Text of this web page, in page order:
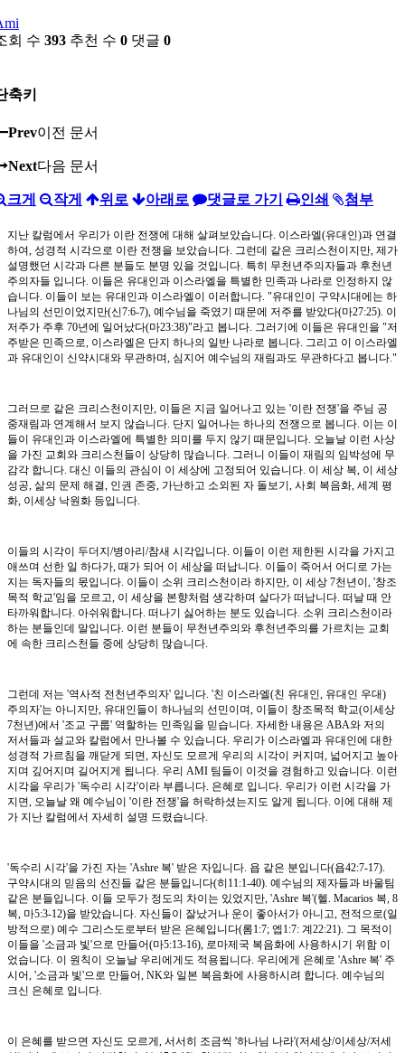
회 수 393 추천 수 0 댓글 0
축키
Prev이전 문서
Next다음 문서
크게 작게 위로 아래로 댓글로 가기 인쇄 첨부
지난 칼럼에서 우리가 이란 전쟁에 대해 살펴보았습니다. 이스라엘(유대인)과 연결
하여, 성경적 시각으로 이란 전쟁을 보았습니다. 그런데 같은 크리스천이지만, 제가
설명했던 시각과 다른 분들도 분명 있을 것입니다. 특히 무천년주의자들과 후천년
주의자들 입니다. 이들은 유대인과 이스라엘을 특별한 민족과 나라로 인정하지 않
습니다. 이들이 보는 유대인과 이스라엘이 이러합니다. "유대인이 구약시대에는 하
나님의 선민이었지만(신7:6-7), 예수님을 죽였기 때문에 저주를 받았다(마27:25). 이
저주가 주후 70년에 일어났다(마23:38)"라고 봅니다. 그러기에 이들은 유대인을 "저
주받은 민족으로, 이스라엘은 단지 하나의 일반 나라로 봅니다. 그리고 이 이스라엘
과 유대인이 신약시대와 무관하며, 심지어 예수님의 재림과도 무관하다고 봅니다."
그러므로 같은 크리스천이지만, 이들은 지금 일어나고 있는 '이란 전쟁'을 주님 공
중재림과 연계해서 보지 않습니다. 단지 일어나는 하나의 전쟁으로 봅니다. 이는 이
들이 유대인과 이스라엘에 특별한 의미를 두지 않기 때문입니다. 오늘날 이런 사상
을 가진 교회와 크리스천들이 상당히 많습니다. 그러니 이들이 재림의 임박성에 무
감각 합니다. 대신 이들의 관심이 이 세상에 고정되어 있습니다. 이 세상 복, 이 세상
성공, 삶의 문제 해결, 인권 존중, 가난하고 소외된 자 돌보기, 사회 복음화, 세계 평
화, 이세상 낙원화 등입니다.
이들의 시각이 두더지/병아리/참새 시각입니다. 이들이 이런 제한된 시각을 가지고
애쓰며 선한 일 하다가, 때가 되어 이 세상을 떠납니다. 이들이 죽어서 어디로 가는
지는 독자들의 몫입니다. 이들이 소위 크리스천이라 하지만, 이 세상 7천년이, '창조
목적 학교'임을 모르고, 이 세상을 본향처럼 생각하며 살다가 떠납니다. 떠날 때 안
타까워합니다. 아쉬워합니다. 떠나기 싫어하는 분도 있습니다. 소위 크리스천이라
하는 분들인데 말입니다. 이런 분들이 무천년주의와 후천년주의를 가르치는 교회
에 속한 크리스천들 중에 상당히 많습니다.
그런데 저는 '역사적 전천년주의자' 입니다. '친 이스라엘(친 유대인, 유대인 우대)
주의자'는 아니지만, 유대인들이 하나님의 선민이며, 이들이 창조목적 학교(이세상
7천년)에서 '조교 구룹' 역할하는 민족임을 믿습니다. 자세한 내용은 ABA와 저의
저서들과 설교와 칼럼에서 만나볼 수 있습니다. 우리가 이스라엘과 유대인에 대한
성경적 가르침을 깨닫게 되면, 자신도 모르게 우리의 시각이 커지며, 넓어지고 높아
지며 깊어지며 길어지게 됩니다. 우리 AMI 팀들이 이것을 경험하고 있습니다. 이런
시각을 우리가 '독수리 시각'이라 부릅니다. 은혜로 입니다. 우리가 이런 시각을 가
지면, 오늘날 왜 예수님이 '이란 전쟁'을 허락하셨는지도 알게 됩니다. 이에 대해 제
가 지난 칼럼에서 자세히 설명 드렸습니다.
'독수리 시각'을 가진 자는 'Ashre 복' 받은 자입니다. 욥 같은 분입니다(욥42:7-17).
구약시대의 믿음의 선진들 같은 분들입니다(히11:1-40). 예수님의 제자들과 바울팀
같은 분들입니다. 이들 모두가 정도의 차이는 있었지만, 'Ashre 복'(헬. Macarios 복, 8
복, 마5:3-12)을 받았습니다. 자신들이 잘났거나 운이 좋아서가 아니고, 전적으로(일
방적으로) 예수 그리스도로부터 받은 은혜입니다(롬1:7; 엡1:7: 계22:21). 그 목적이
이들을 '소금과 빛'으로 만들어(마5:13-16), 로마제국 복음화에 사용하시기 위함 이
었습니다. 이 원칙이 오늘날 우리에게도 적용됩니다. 우리에게 은혜로 'Ashre 복' 주
시어, '소금과 빛'으로 만들어, NK와 일본 복음화에 사용하시려 합니다. 예수님의
크신 은혜로 입니다.
이 은혜를 받으면 자신도 모르게, 서서히 조금씩 '하나님 나라'(저세상/이세상/저세